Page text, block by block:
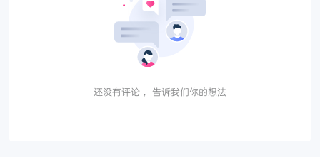
还没有评论， 告诉我们你的想法